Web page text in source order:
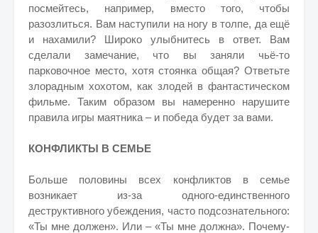
посмейтесь, например, вместо того, чтобы
разозлиться. Вам наступили на ногу в толпе, да ещё
и нахамили? Широко улыбнитесь в ответ. Вам
сделали замечание, что вы заняли чьё-то
парковочное место, хотя стоянка общая? Ответьте
злорадным хохотом, как злодей в фантастическом
фильме. Таким образом вы намеренно нарушите
правила игры маятника – и победа будет за вами.
КОНФЛИКТЫ В СЕМЬЕ
Больше половины всех конфликтов в семье
возникает из-за одного-единственного
деструктивного убеждения, часто подсознательного:
«Ты мне должен». Или – «Ты мне должна». Почему-